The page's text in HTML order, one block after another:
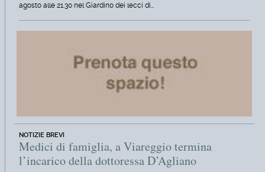
agosto alle 21.30 nel Giardino dei lecci di…
NOTIZIE BREVI
Medici di famiglia, a Viareggio termina
l’incarico della dottoressa D’Agliano